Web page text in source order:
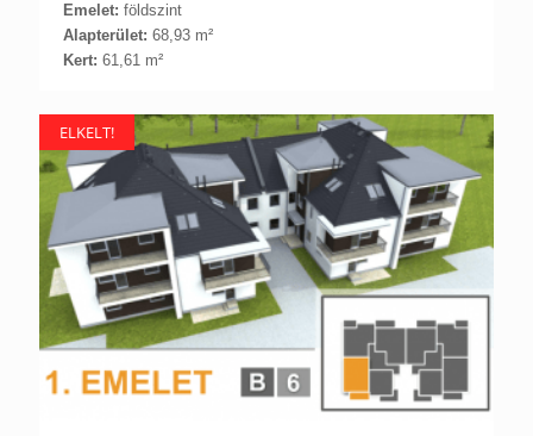
Emelet: földszint
Alapterület: 68,93 m²
Kert: 61,61 m²
ELKELT!